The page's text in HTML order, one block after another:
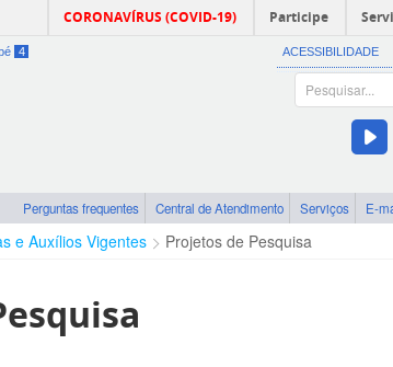
CORONAVÍRUS (COVID-19) Participe
4 ACESSIBILIDADE
Perguntas frequentes Central de Atendimento Serviços E-
e Auxílios Vigentes Projetos de Pesquisa